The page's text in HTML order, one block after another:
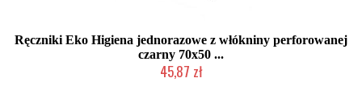
Ręczniki Eko Higiena jednorazowe z włókniny perforowanej
czarny 70x50 ...
45,87 zł